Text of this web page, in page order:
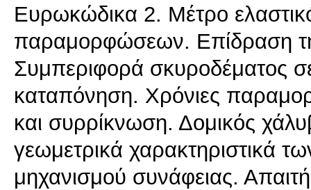
Ευρωκώδικα 2. Μέτρο
παραμορφώσεων. Επίδραση
Συμπεριφορά σκυροδέματος σε
καταπόνηση. Χρόνιες
και συρρίκνωση. Δομικός
γεωμετρικά χαρακτηριστικά
μηχανισμού συνάφειας.